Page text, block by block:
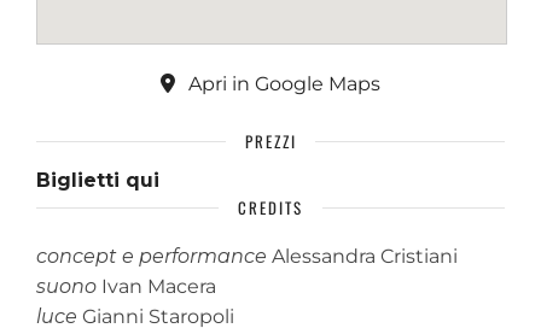
Apri in Google Maps
PREZZI
Biglietti qui
CREDITS
concept e performance Alessandra Cristiani
suono Ivan Macera
luce Gianni Staropoli